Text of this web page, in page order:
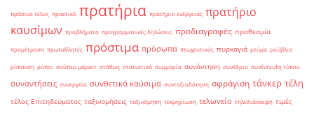
πράσινο τέλος πρακτικό πρατήρια πρατήριο ενέργειας πρατήριο
καυσίμων προβλήματα προγραμματικές δηλώσεις προδιαγραφές προθεσμία
προμέτρηση πρωταθλητές πρόστιμα πρόσωπα πτωχευτικός πυρκαγιά ρεύμα ρούβλια
ρύπανση ρύποι σούπερ μάρκετ στάθμη στατιστικά συμμορία συνάντηση συνέδριο συνέντευξη τύπου
συναντήσεις συνεργεία συνθετικά καύσιμα συνταξιοδότηση σφράγιση τάνκερ τέλη
τέλος Επιτηδεύματος ταξινομήσεις ταξινόμηση τεκμηρίωση τελωνείο τηλεδιάσκεψη τιμές